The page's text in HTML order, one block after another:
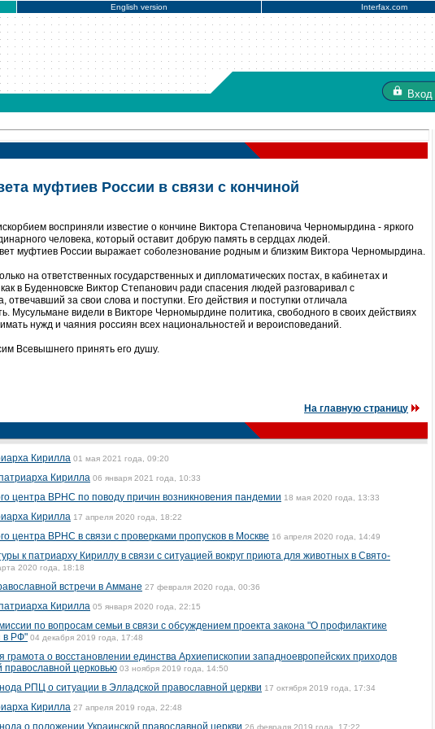
English version Interfax.com
Вход
муфтиев России в связи с кончиной
восприняли известие о кончине Виктора Степановича Черномырдина - яркого
человека, который оставит добрую память в сердцах людей.
муфтиев России выражает соболезнование родным и близким Виктора Черномырдина.
на ответственных государственных и дипломатических постах, в кабинетах и
в Буденновске Виктор Степанович ради спасения людей разговаривал с
отвечавший за свои слова и поступки. Его действия и поступки отличала
Мусульмане видели в Викторе Черномырдине политика, свободного в своих действиях
нужд и чаяния россиян всех национальностей и вероисповеданий.
Всевышнего принять его душу.
На главную страницу
Кирилла 01 мая 2021 года, 09:20
Кирилла 06 января 2021 года, 10:33
центра ВРНС по поводу причин возникновения пандемии 18 мая 2020 года, 13:33
Кирилла 17 апреля 2020 года, 18:22
центра ВРНС в связи с проверками пропусков в Москве 16 апреля 2020 года, 14:49
к патриарху Кириллу в связи с ситуацией вокруг приюта для животных в Свято-
2020 года, 18:18
встречи в Аммане 27 февраля 2020 года, 00:36
Кирилла 05 января 2020 года, 22:15
по вопросам семьи в связи с обсуждением проекта закона "О профилактике
в РФ" 04 декабря 2019 года, 17:48
о восстановлении единства Архиепископии западноевропейских приходов
православной церковью 03 ноября 2019 года, 14:50
РПЦ о ситуации в Элладской православной церкви 17 октября 2019 года, 17:34
Кирилла 27 апреля 2019 года, 22:48
о положении Украинской православной церкви 26 февраля 2019 года, 17:22